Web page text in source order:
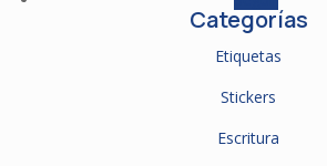
Categorías
Etiquetas
Stickers
Escritura